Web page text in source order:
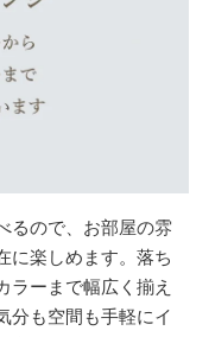
るので、お部屋の雰
に楽しめます。落ち
ラーまで幅広く揃え
分も空間も手軽にイ